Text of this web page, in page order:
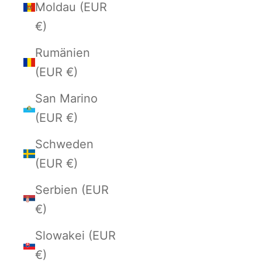
Moldau (EUR
€)
Rumänien
(EUR €)
San Marino
(EUR €)
Schweden
(EUR €)
Serbien (EUR
€)
Slowakei (EUR
€)